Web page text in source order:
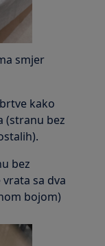
smjer
kako
(stranu bez
bez
sa dva
bojom)